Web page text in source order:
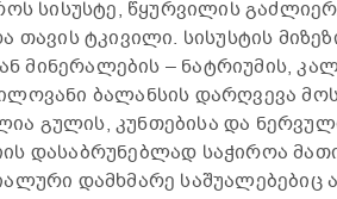
სისუსტე, წყურვილის
თავის ტკივილი. სისუსტის
– ნატრიუმის,
ბალანსის დარღვევა
გულის, კუნთებისა და
დასაბრუნებლად საჭიროა
დამხმარე საშუალებებიც